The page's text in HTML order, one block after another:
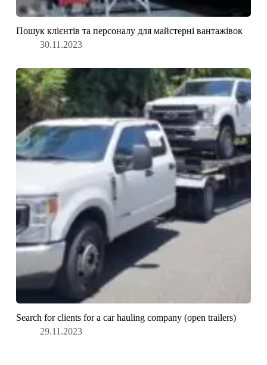
Пошук клієнтів та персоналу для майстерні вантажівок
30.11.2023
Search for clients for a car hauling company (open trailers)
29.11.2023